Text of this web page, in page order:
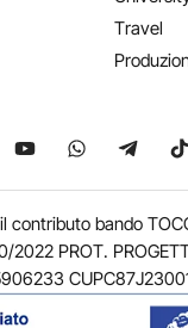
Travel
su X
Seguici su YouTube
Seguici su
Seguici
contributo bando
2022 PROT.